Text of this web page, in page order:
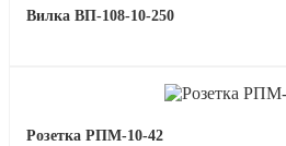
Вилка ВП-108-10-250
Розетка РПМ-10-42